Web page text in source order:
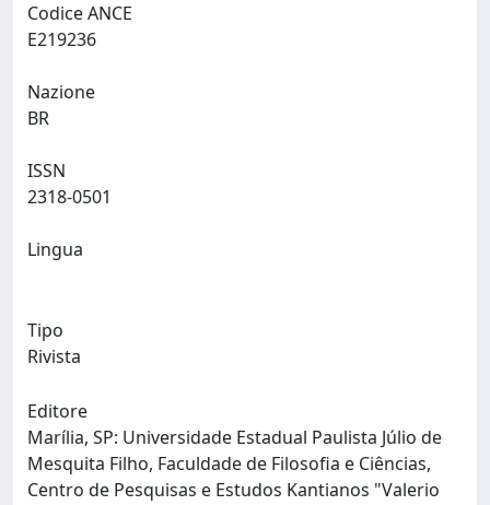
Codice ANCE
Nazione
ISSN
Lingua
Tipo
Rivista
Editore
Marília, SP: Universidade Estadual Paulista Júlio de
Mesquita Filho, Faculdade de Filosofia e Ciências,
Centro de Pesquisas e Estudos Kantianos "Valerio